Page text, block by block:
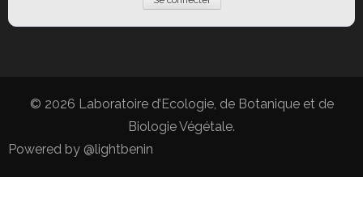
© 2026 Laboratoire d’Ecologie, de Botanique et de
Biologie Végétale.
Powered by @lightbenin